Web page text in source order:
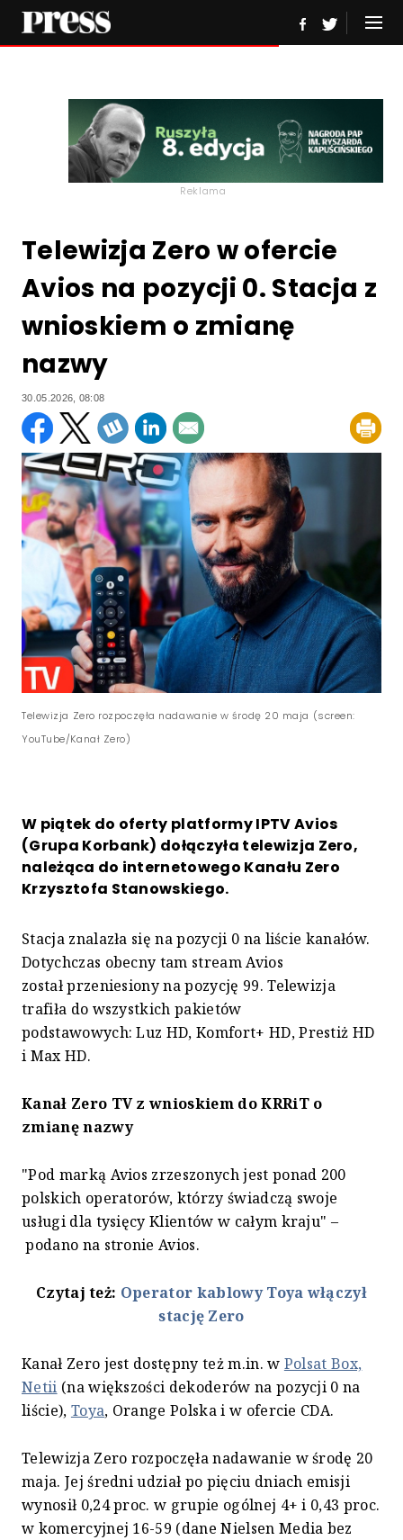
Reklama
Telewizja Zero w ofercie
Avios na pozycji 0. Stacja z
wnioskiem o zmianę
nazwy
30.05.2026, 08:08
Telewizja Zero rozpoczęła nadawanie w środę 20 maja (screen:
YouTube/Kanał Zero)
W piątek do oferty platformy IPTV Avios
(Grupa Korbank) dołączyła telewizja Zero,
należąca do internetowego Kanału Zero
Krzysztofa Stanowskiego.
Stacja znalazła się na pozycji 0 na liście kanałów.
Dotychczas obecny tam stream Avios
został przeniesiony na pozycję 99. Telewizja
trafiła do wszystkich pakietów
podstawowych: Luz HD, Komfort+ HD, Prestiż HD
i Max HD.
Kanał Zero TV z wnioskiem do KRRiT o
zmianę nazwy
"Pod marką Avios zrzeszonych jest ponad 200
polskich operatorów, którzy świadczą swoje
usługi dla tysięcy Klientów w całym kraju" –
podano na stronie Avios.
Czytaj też: Operator kablowy Toya włączył
stację Zero
Kanał Zero jest dostępny też m.in. w Polsat Box,
Netii (na większości dekoderów na pozycji 0 na
liście), Toya, Orange Polska i w ofercie CDA.
Telewizja Zero rozpoczęła nadawanie w środę 20
maja. Jej średni udział po pięciu dniach emisji
wynosił 0,24 proc. w grupie ogólnej 4+ i 0,43 proc.
w komercyjnej 16-59 (dane Nielsen Media bez